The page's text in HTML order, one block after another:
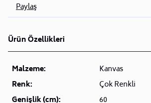
Paylaş
Ürün Özellikleri
Malzeme:
Kanvas
Renk:
Çok Renkli
Genişlik (cm):
60